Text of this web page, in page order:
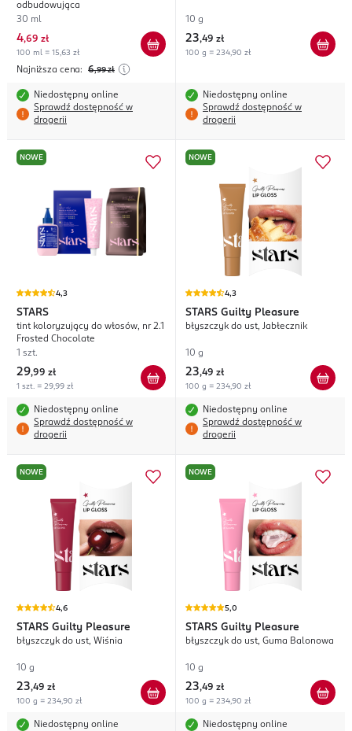
odbudowująca
30 ml
4,69 zł
100 ml = 15,63 zł
Najniższa cena: 6,99 zł
Niedostępny online
Sprawdź dostępność w
drogerii
10 g
23,49 zł
100 g = 234,90 zł
Niedostępny online
Sprawdź dostępność w
drogerii
NOWE
4,3
STARS
tint koloryzujący do włosów, nr 2.1
Frosted Chocolate
1 szt.
29,99 zł
1 szt. = 29,99 zł
Niedostępny online
Sprawdź dostępność w
drogerii
NOWE
4,3
STARS Guilty Pleasure
błyszczyk do ust, Jabłecznik
10 g
23,49 zł
100 g = 234,90 zł
Niedostępny online
Sprawdź dostępność w
drogerii
NOWE
4,6
STARS Guilty Pleasure
błyszczyk do ust, Wiśnia
10 g
23,49 zł
100 g = 234,90 zł
Niedostępny online
NOWE
5,0
STARS Guilty Pleasure
błyszczyk do ust, Guma Balonowa
10 g
23,49 zł
100 g = 234,90 zł
Niedostępny online